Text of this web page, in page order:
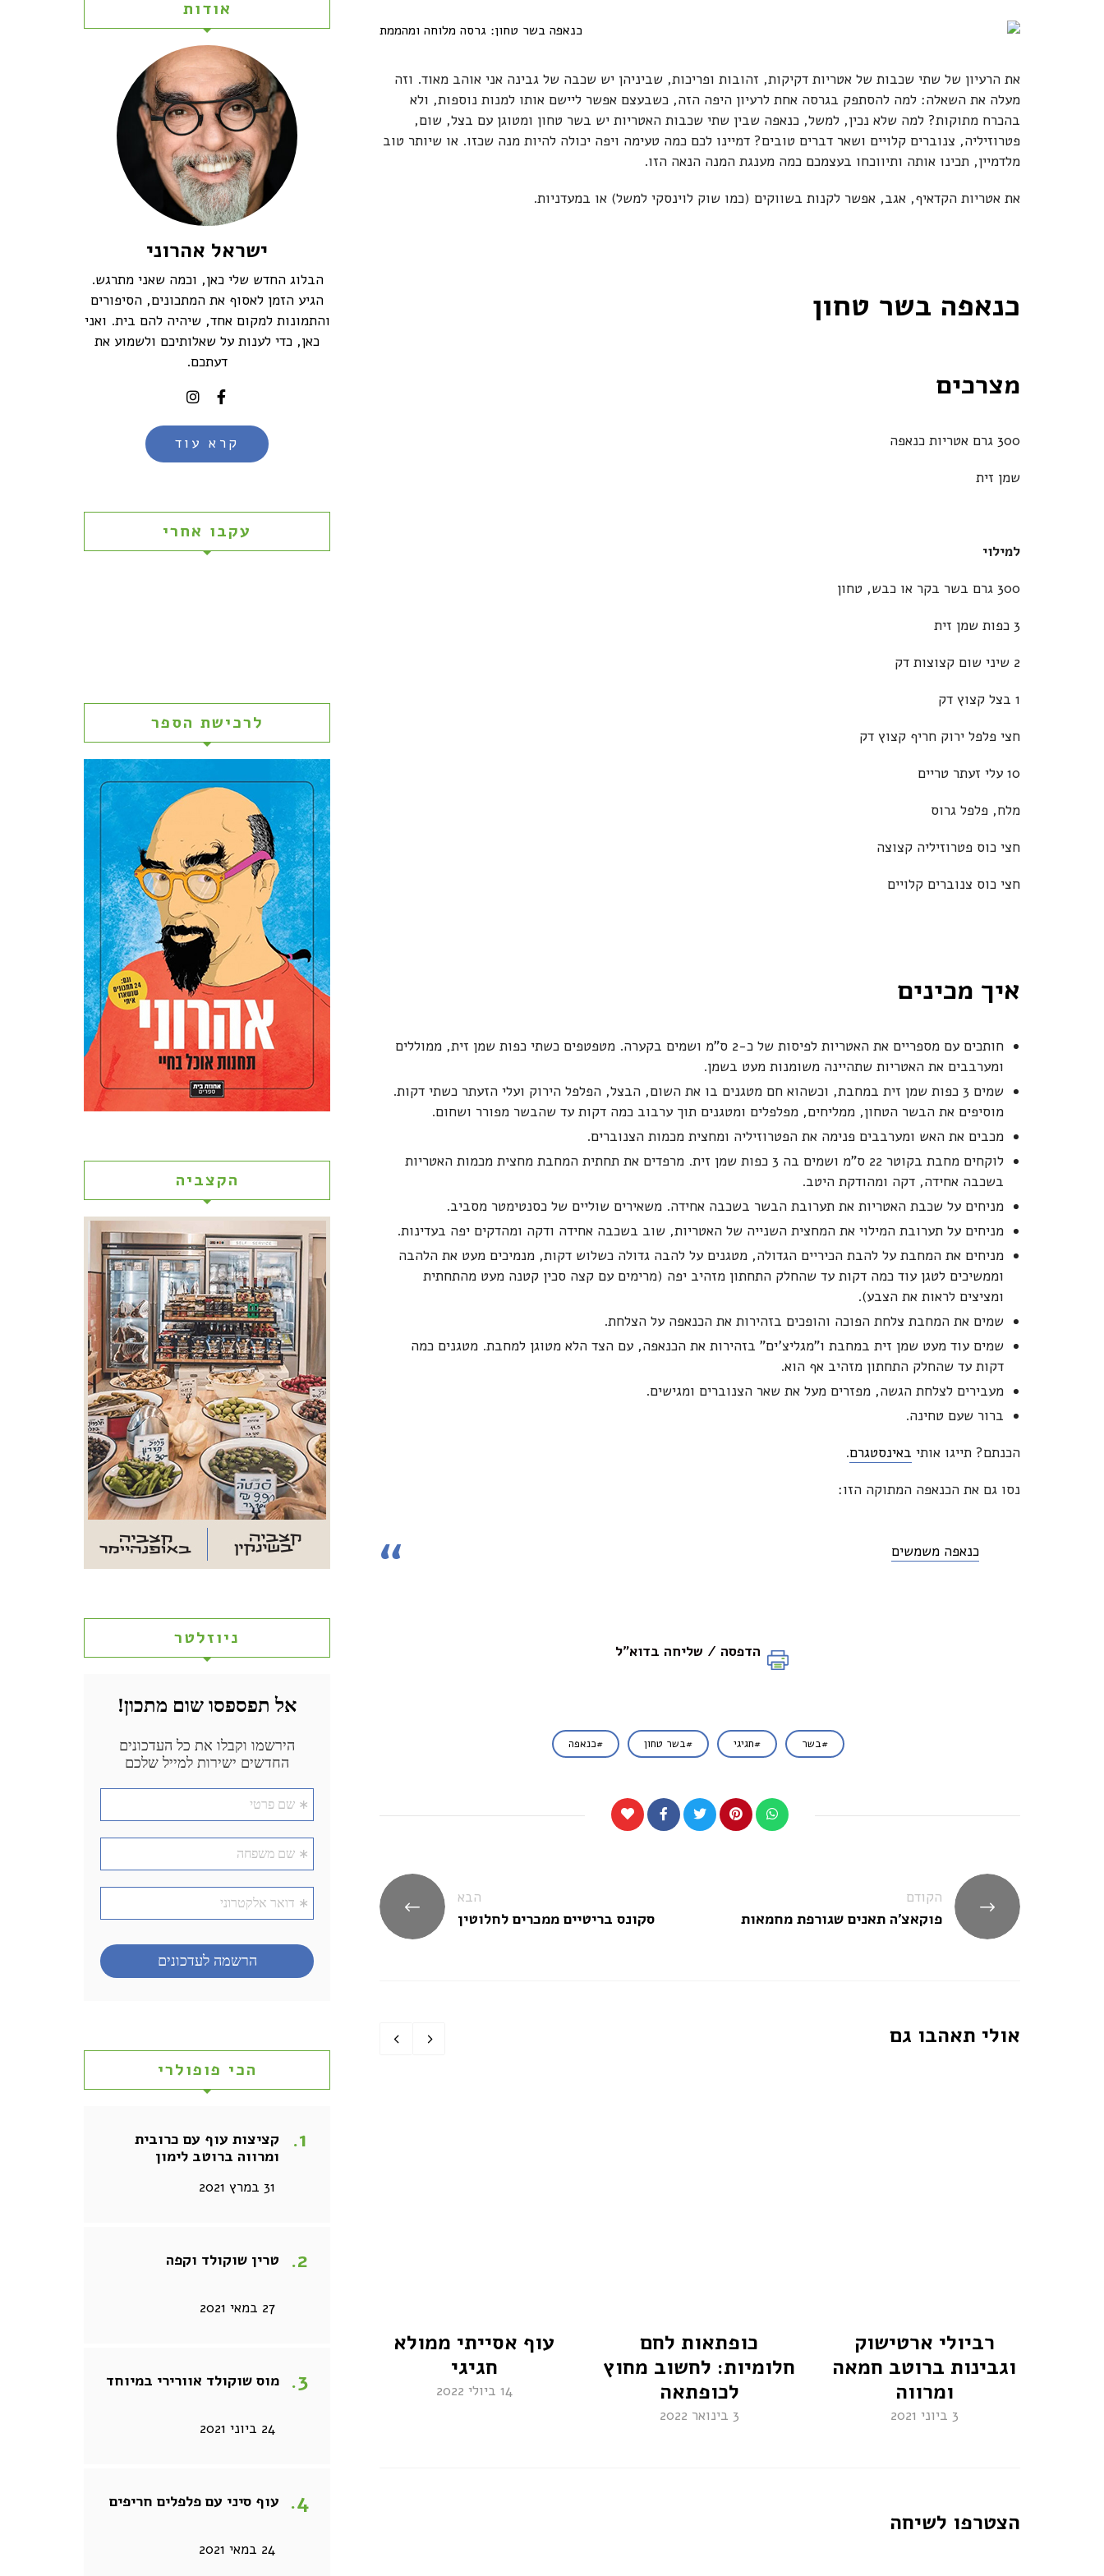
את הרעיון של שתי שכבות של אטריות דקיקות, זהובות ופריכות, שביניהן יש שכבה של גבינה אני אוהב מאוד. וזה
מעלה את השאלה: למה להסתפק בגרסה אחת לרעיון היפה הזה, כשבעצם אפשר ליישם אותו למנות נוספות, ולא
בהכרח מתוקות? למה שלא נכין, למשל, כנאפה שבין שתי שכבות האטריות יש בשר טחון ומטוגן עם בצל, שום,
פטרוזיליה, צנוברים קלויים ושאר דברים טובים? דמיינו לכם כמה טעימה ויפה יכולה להיות מנה שכזו. או שיותר טוב
מלדמיין, תכינו אותה ותיווכחו בעצמכם כמה מענגת המנה הנאה הזו.
את אטריות הקדאיף, אגב, אפשר לקנות בשווקים (כמו שוק לוינסקי למשל) או במעדניות.
כנאפה בשר טחון
מצרכים
300 גרם אטריות כנאפה
שמן זית
למילוי
300 גרם בשר בקר או כבש, טחון
3 כפות שמן זית
2 שיני שום קצוצות דק
1 בצל קצוץ דק
חצי פלפל ירוק חריף קצוץ דק
10 עלי זעתר טריים
מלח, פלפל גרוס
חצי כוס פטרוזיליה קצוצה
חצי כוס צנוברים קלויים
איך מכינים
חותכים עם מספריים את האטריות לפיסות של כ-2 ס"מ ושמים בקערה. מטפטפים כשתי כפות שמן זית, ממוללים
ומערבבים את האטריות שתהיינה משומנות מעט בשמן.
שמים 3 כפות שמן זית במחבת, וכשהוא חם מטגנים בו את השום, הבצל, הפלפל הירוק ועלי הזעתר כשתי דקות.
מוסיפים את הבשר הטחון, ממליחים, מפלפלים ומטגנים תוך ערבוב כמה דקות עד שהבשר מפורר ושחום.
מכבים את האש ומערבבים פנימה את הפטרוזיליה ומחצית מכמות הצנוברים.
לוקחים מחבת בקוטר 22 ס"מ ושמים בה 3 כפות שמן זית. מרפדים את תחתית המחבת מחצית מכמות האטריות
בשכבה אחידה, דקה ומהודקת היטב.
מניחים על שכבת האטריות את תערובת הבשר בשכבה אחידה. משאירים שוליים של כסנטימטר מסביב.
מניחים על תערובת המילוי את המחצית השנייה של האטריות, שוב בשכבה אחידה ודקה ומהדקים יפה בעדינות.
מניחים את המחבת על להבת הכיריים הגדולה, מטגנים על להבה גדולה כשלוש דקות, מנמיכים מעט את הלהבה
וממשיכים לטגן עוד כמה דקות עד שהחלק התחתון מזהיב יפה (מרימים עם קצה סכין קטנה מעט מהתחתית
ומציצים לראות את הצבע).
שמים את המחבת צלחת הפוכה והופכים בזהירות את הכנאפה על הצלחת.
שמים עוד מעט שמן זית במחבת ו"מגליצ'ים" בזהירות את הכנאפה, עם הצד הלא מטוגן למחבת. מטגנים כמה
דקות עד שהחלק התחתון מזהיב אף הוא.
מעבירים לצלחת הגשה, מפזרים מעל את שאר הצנוברים ומגישים.
ברור שעם טחינה.
הכנתם? תייגו אותי באינסטגרם.
נסו גם את הכנאפה המתוקה הזו:
כנאפה משמשים
הדפסה / שליחה בדוא"ל
בשר חגיגי בשר טחון כנאפה
ניווט הבא
סקונס בריטיים ממכרים לחלוטין
הקודם
פוקאצ'ה תאנים שגורפת מחמאות
אולי תאהבו גם
רביולי ארטישוק
וגבינות ברוטב חמאה
ומרווה
3 ביוני 2021
כופתאות לחם
חלומיות: לחשוב מחוץ
לכופתאה
3 בינואר 2022
עוף אסייתי ממולא
חגיגי
14 ביולי 2022 2 בפברואר 2021
הצטרפו לשיחה
אודות
ישראל אהרוני
הבלוג החדש שלי כאן, וכמה שאני מתרגש.
הגיע הזמן לאסוף את המתכונים, הסיפורים
והתמונות למקום אחד, שיהיה להם בית. ואני
כאן, כדי לענות על שאלותיכם ולשמוע את
דעתכם.
קרא עוד
עקבו אחרי
לרכישת הספר
הקצביה
ניוזלטר
הכי פופולרי
קציצות עוף עם כרובית
ומרווה ברוטב לימון
31 במרץ 2021
טרין שוקולד וקפה
27 במאי 2021
מוס שוקולד אוורירי במיוחד
24 ביוני 2021
עוף סיני עם פלפלים חריפים
24 במאי 2021